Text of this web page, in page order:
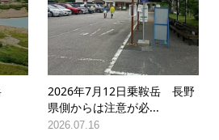
2026年7月12日乗鞍岳 長野
県側からは注意が必...
2026.07.16